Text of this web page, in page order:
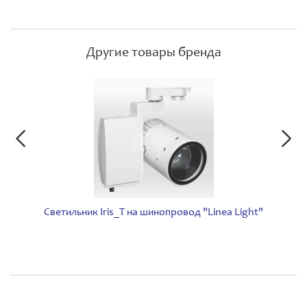
Другие товары бренда
Светильник Iris_T на шинопровод "Linea Light"